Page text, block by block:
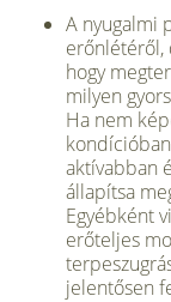
A nyugalmi
erőnlétéről,
hogy
milyen
Ha nem
aktívabban
állapítsa
Egyébként
erőteljes
jelentősen